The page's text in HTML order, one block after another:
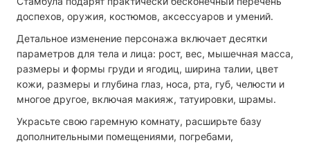
доспехов, оружия, костюмов, аксессуаров и умений.
Детальное изменение персонажа включает десятки
параметров для тела и лица: рост, вес, мышечная масса,
размеры и формы груди и ягодиц, ширина талии, цвет
кожи, размеры и глубина глаз, носа, рта, губ, челюсти и
многое другое, включая макияж, татуировки, шрамы.
Украсьте свою гаремную комнату, расширьте базу
дополнительными помещениями, погребами,